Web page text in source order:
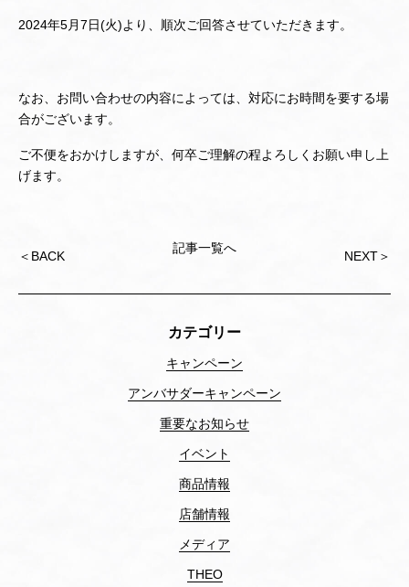
2024年5月7日(火)より、順次ご回答させていただきます。
なお、お問い合わせの内容によっては、対応にお時間を要する場
合がございます。
ご不便をおかけしますが、何卒ご理解の程よろしくお願い申し上
げます。
記事一覧へ
投
＜ BACK NEXT＞
カテゴリー
キャンペーン
アンバサダーキャンペーン
重要なお知らせ
イベント
商品情報
店舗情報
メディア
THEO